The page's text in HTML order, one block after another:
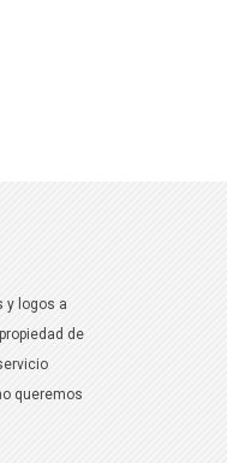
y logos a
de
queremos